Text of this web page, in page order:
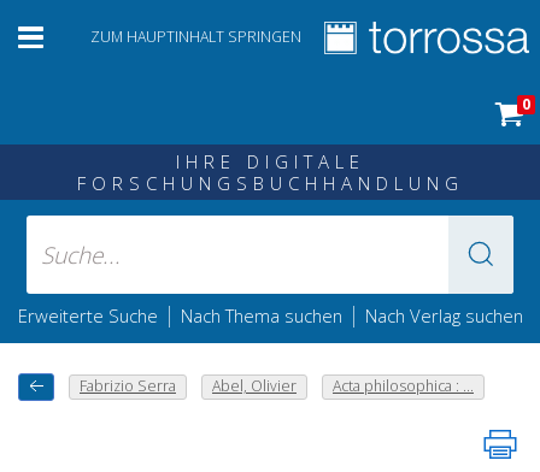
ZUM HAUPTINHALT SPRINGEN
0
IHRE DIGITALE
FORSCHUNGSBUCHHANDLUNG
Erweiterte Suche | Nach Thema suchen | Nach Verlag suchen
Fabrizio Serra Abel, Olivier Acta philosophica : ...